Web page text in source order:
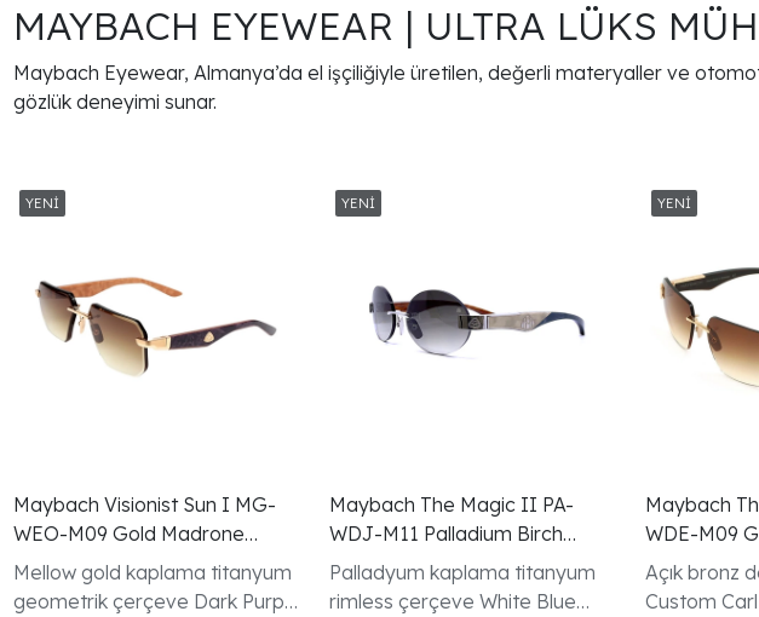
MAYBACH EYEWEAR | ULTRA LÜKS
Maybach Eyewear, Almanya’da el işçiliğiyle üretilen, değerli materyaller ve
gözlük deneyimi sunar.
Maybach Visionist Sun I MG-
WEO-M09 Gold Madrone
Bubinga Gunes Gozlugu
Mellow gold kaplama titanyum
geometrik çerçeve Dark Purple
Maybach The Magic II PA-
WDJ-M11 Palladium Birch
Rimless Gunes Gozlugu
Palladyum kaplama titanyum
rimless çerçeve White Blue
Maybach
WDE-M09
Rimless
Açık bronz
Custom